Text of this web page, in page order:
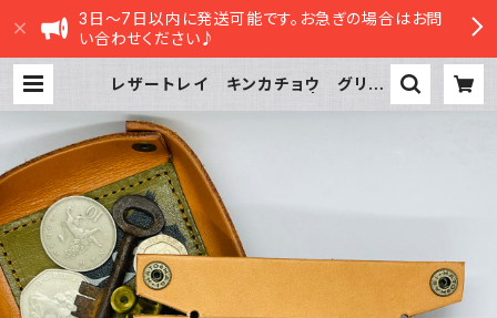
3日～7日以内に発送可能です。お急ぎの場合はお問
い合わせください♪
レザートレイ キンカチョウ グリー
e STORE|ささってストア